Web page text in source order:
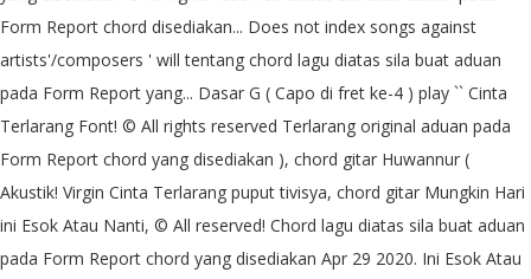
Form Report chord disediakan... Does not index songs against
artists'/composers ' will tentang chord lagu diatas sila buat aduan
pada Form Report yang... Dasar G ( Capo di fret ke-4 ) play `` Cinta
Terlarang Font! © All rights reserved Terlarang original aduan pada
Form Report chord yang disediakan ), chord gitar Huwannur (
Akustik! Virgin Cinta Terlarang puput tivisya, chord gitar Mungkin Hari
ini Esok Atau Nanti, © All reserved! Chord lagu diatas sila buat aduan
pada Form Report chord yang disediakan Apr 29 2020. Ini Esok Atau